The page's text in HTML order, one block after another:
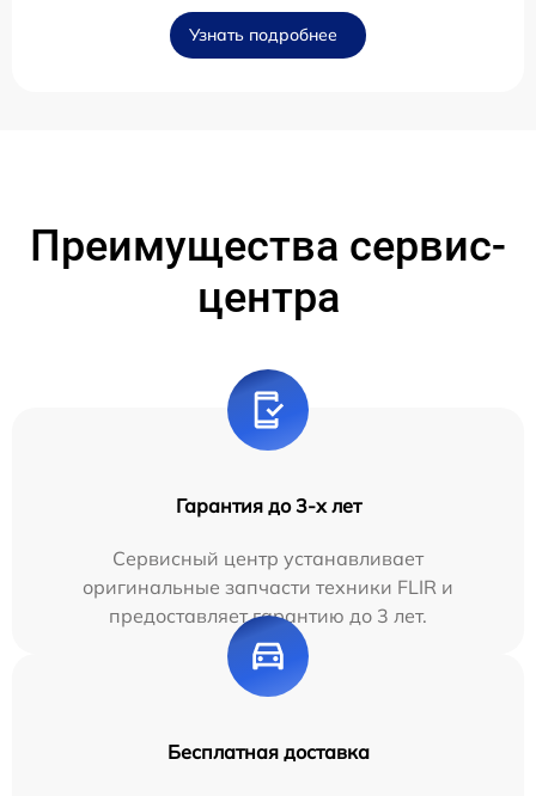
Узнать подробнее
Преимущества сервис-
центра
Гарантия до 3-х лет
Сервисный центр устанавливает
оригинальные запчасти техники FLIR и
предоставляет гарантию до 3 лет.
Бесплатная доставка